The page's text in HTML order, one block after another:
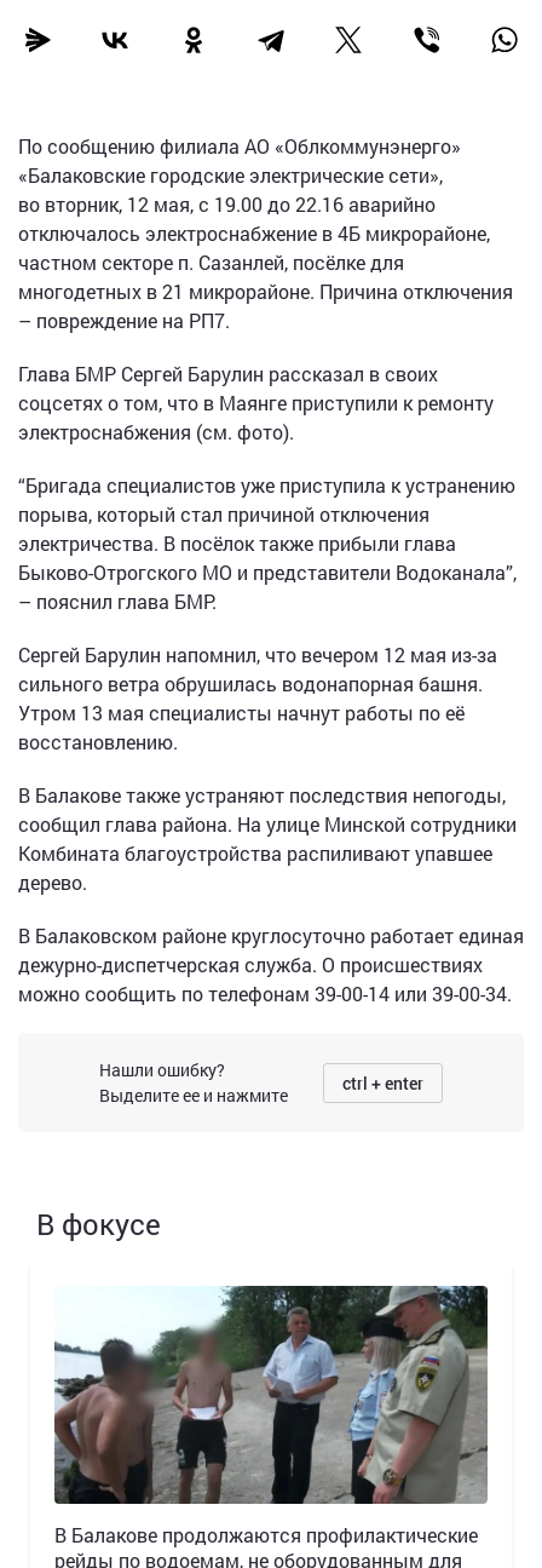
По сообщению филиала АО «Облкоммунэнерго»
«Балаковские городские электрические сети»,
во вторник, 12 мая, с 19.00 до 22.16 аварийно
отключалось электроснабжение в 4Б микрорайоне,
частном секторе п. Сазанлей, посёлке для
многодетных в 21 микрорайоне. Причина отключения
– повреждение на РП7.
Глава БМР Сергей Барулин рассказал в своих
соцсетях о том, что в Маянге приступили к ремонту
электроснабжения (см. фото).
“Бригада специалистов уже приступила к устранению
порыва, который стал причиной отключения
электричества. В посёлок также прибыли глава
Быково-Отрогского МО и представители Водоканала”,
– пояснил глава БМР.
Сергей Барулин напомнил, что вечером 12 мая из-за
сильного ветра обрушилась водонапорная башня.
Утром 13 мая специалисты начнут работы по её
восстановлению.
В Балакове также устраняют последствия непогоды,
сообщил глава района. На улице Минской сотрудники
Комбината благоустройства распиливают упавшее
дерево.
В Балаковском районе круглосуточно работает единая
дежурно-диспетчерская служба. О происшествиях
можно сообщить по телефонам 39-00-14 или 39-00-34.
Нашли ошибку?
Выделите ее и нажмите
ctrl + enter
В фокусе
В Балакове продолжаются профилактические
рейды по водоемам, не оборудованным для